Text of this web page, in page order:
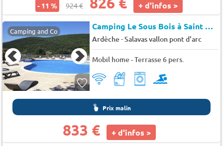
- 11 % 924 € + d'infos >
Camping and Co Camping Le Sous Bois à Saint Maurice d'Ibie
Ardèche-Salavas vallon pont d'arc
Mobil home - Terrasse 6 pers.
Prix malin
833 € + d'infos >